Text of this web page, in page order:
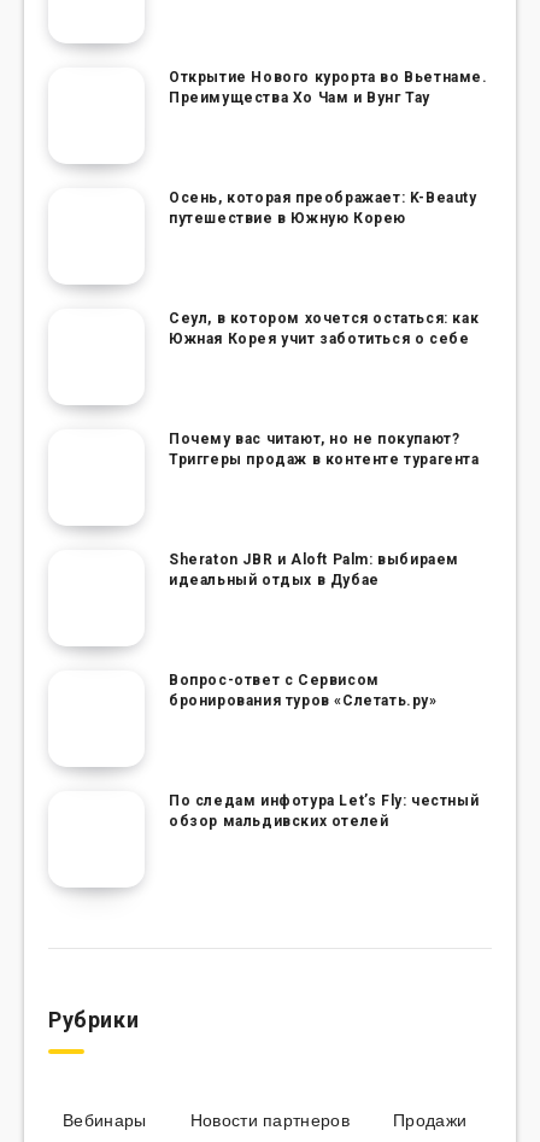
Открытие Нового курорта во Вьетнаме.
Преимущества Хо Чам и Вунг Тау
Осень, которая преображает: K-Beauty
путешествие в Южную Корею
Сеул, в котором хочется остаться: как
Южная Корея учит заботиться о себе
Почему вас читают, но не покупают?
Триггеры продаж в контенте турагента
Sheraton JBR и Aloft Palm: выбираем
идеальный отдых в Дубае
Вопрос-ответ с Сервисом
бронирования туров «Слетать.ру»
По следам инфотура Let’s Fly: честный
обзор мальдивских отелей
Рубрики
Вебинары Новости партнеров
Продажи